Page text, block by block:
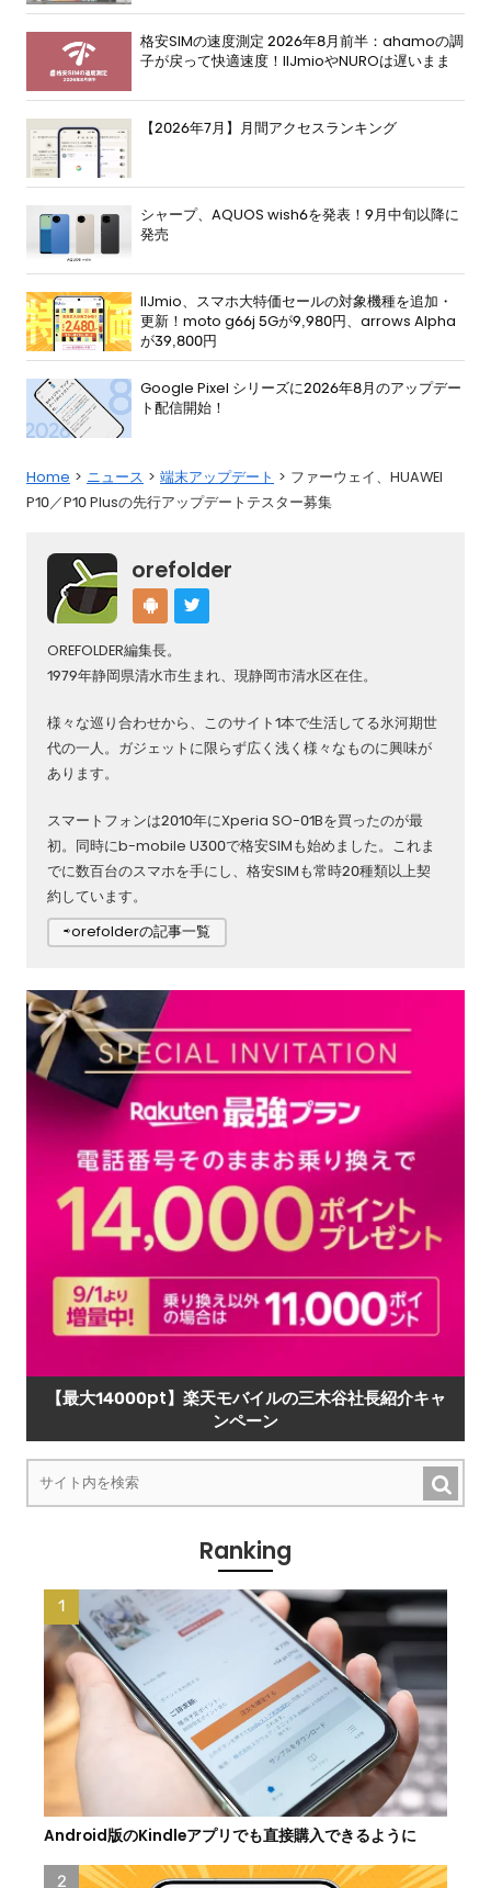
格安SIMの速度測定 2026年8月前半：ahamoの調
子が戻って快適速度！IIJmioやNUROは遅いまま
【2026年7月】月間アクセスランキング
シャープ、AQUOS wish6を発表！9月中旬以降に
発売
IIJmio、スマホ大特価セールの対象機種を追加・
更新！moto g66j 5Gが9,980円、arrows Alpha
が39,800円
Google Pixel シリーズに2026年8月のアップデー
ト配信開始！
Home ニュース 端末アップデート
ファーウェイ、HUAWEI
P10／P10 Plusの先行アップデートテスター募集
orefolder
OREFOLDER編集長。
1979年静岡県清水市生まれ、現静岡市清水区在住。
様々な巡り合わせから、このサイト1本で生活してる氷河期世
代の一人。ガジェットに限らず広く浅く様々なものに興味が
あります。
スマートフォンは2010年にXperia SO-01Bを買ったのが最
初。同時にb-mobile U300で格安SIMも始めました。これま
でに数百台のスマホを手にし、格安SIMも常時20種類以上契
約しています。
⇨orefolderの記事一覧
【最大14000pt】楽天モバイルの三木谷社長紹介キャ
ンペーン
Ranking
Android版のKindleアプリでも直接購入できるように